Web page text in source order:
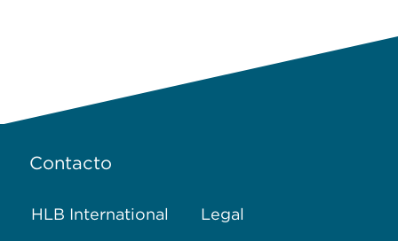
Contacto
HLB International Legal